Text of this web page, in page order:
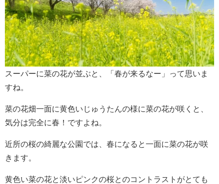
スーパーに菜の花が並ぶと、「春が来るなー」って思いま
すね。
菜の花畑一面に黄色いじゅうたんの様に菜の花が咲くと、
気分は完全に春！ですよね。
近所の桜の綺麗な公園では、春になると一面に菜の花が咲
きます。
黄色い菜の花と淡いピンクの桜とのコントラストがとても